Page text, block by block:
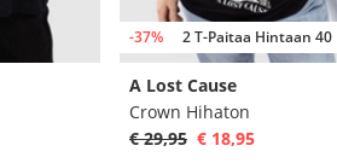
-37% 2 T-Paitaa Hintaan 40
A Lost Cause
Crown Hihaton
€ 29,95 € 18,95